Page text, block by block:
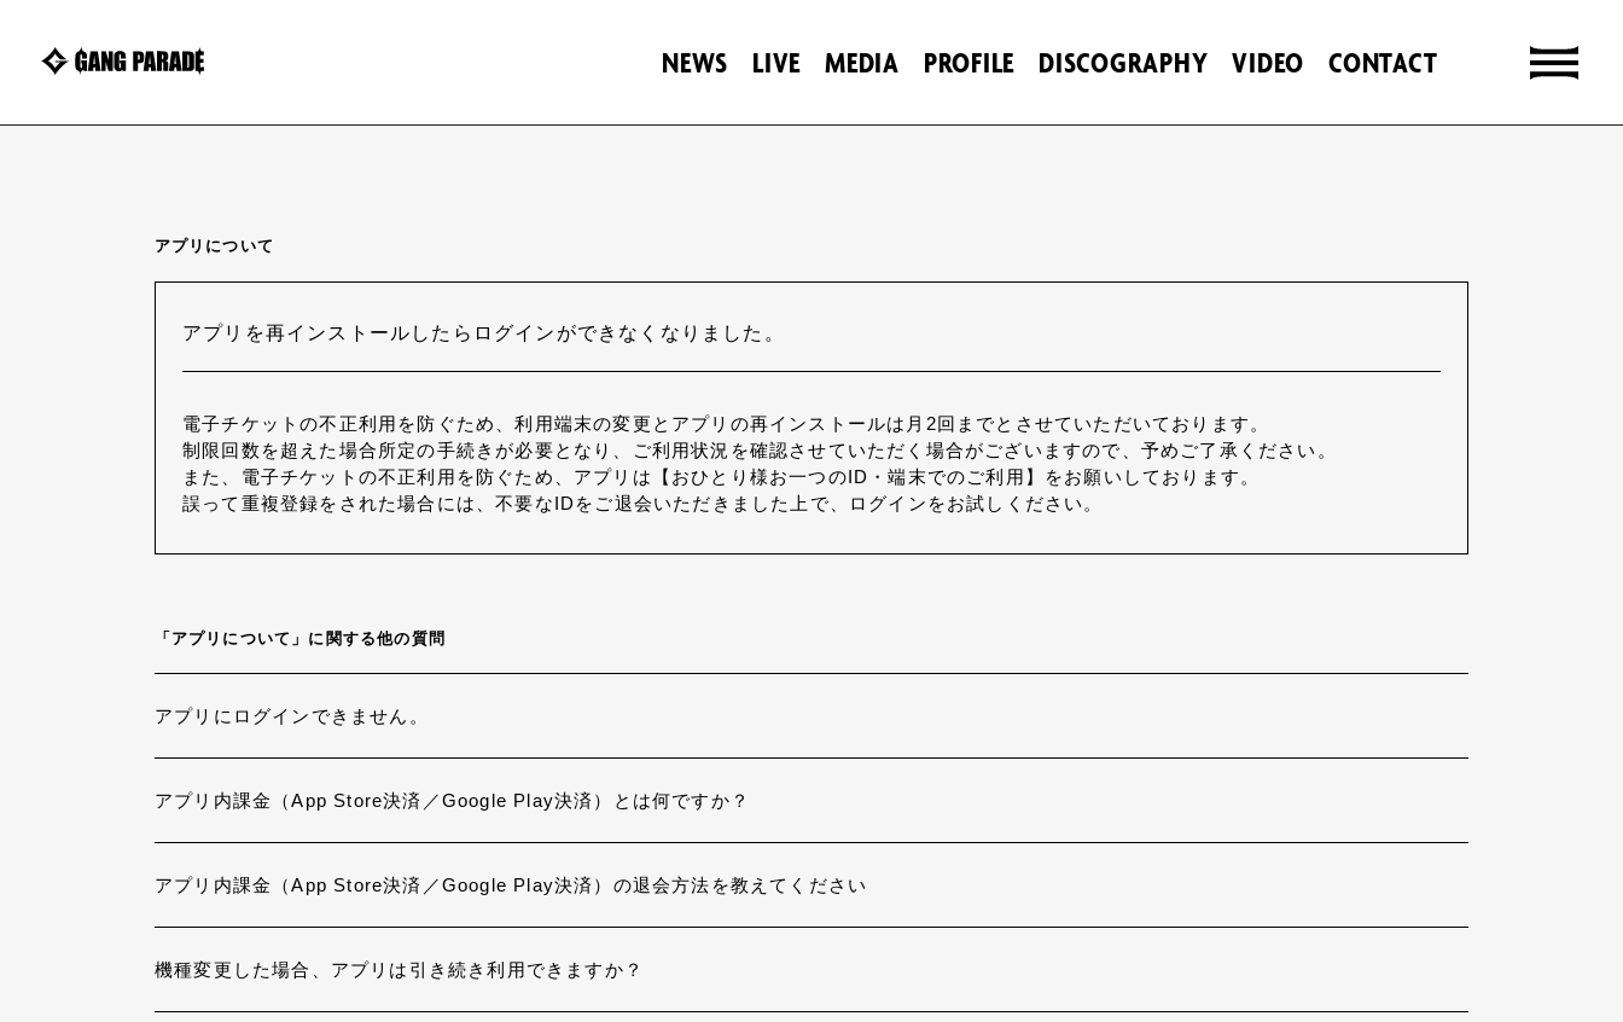
NEWS LIVE MEDIA PROFILE DISCOGRAPHY VIDEO CONTACT
アプリについて
アプリを再インストールしたらログインができなくなりました。
電子チケットの不正利用を防ぐため、利用端末の変更とアプリの再インストールは月2回までとさせていただいております。
制限回数を超えた場合所定の手続きが必要となり、ご利用状況を確認させていただく場合がございますので、予めご了承ください。
また、電子チケットの不正利用を防ぐため、アプリは【おひとり様お一つのID・端末でのご利用】をお願いしております。
誤って重複登録をされた場合には、不要なIDをご退会いただきました上で、ログインをお試しください。
「アプリについて」に関する他の質問
アプリにログインできません。
アプリ内課金（App Store決済／Google Play決済）とは何ですか？
アプリ内課金（App Store決済／Google Play決済）の退会方法を教えてください
機種変更した場合、アプリは引き続き利用できますか？